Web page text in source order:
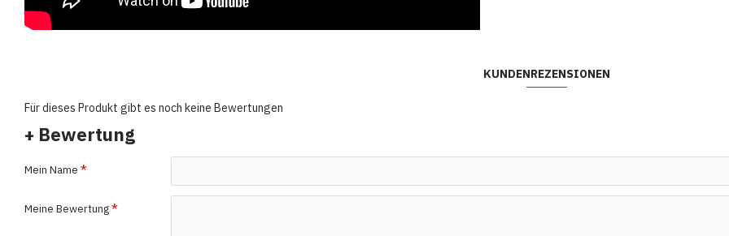
KUNDENREZENSIONEN
Für dieses Produkt gibt es noch keine Bewertungen
+ Bewertung
Mein Name
Meine Bewertung